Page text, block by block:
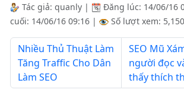
Tác giả: quanly | Đăng lúc: 14/06/16
cuối: 14/06/16 09:16 | Số lượt xem: 5,150
Nhiều Thủ Thuật Làm
Tăng Traffic Cho Dân
Làm SEO
SEO Mũ
người đọc
thấy thích